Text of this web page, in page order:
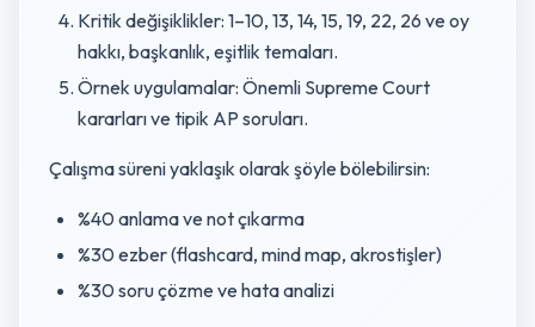
Kritik değişiklikler: 1–10, 13, 14, 15, 19, 22, 26 ve oy
hakkı, başkanlık, eşitlik temaları.
Örnek uygulamalar: Önemli Supreme Court
kararları ve tipik AP soruları.
Çalışma süreni yaklaşık olarak şöyle bölebilirsin:
%40 anlama ve not çıkarma
%30 ezber (flashcard, mind map, akrostişler)
%30 soru çözme ve hata analizi